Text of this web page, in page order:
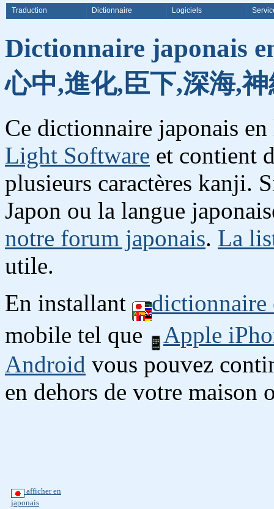
Traduction Dictionnaire Logiciels
Dictionnaire japonais
心中,進化,臣下,深海,
Ce dictionnaire japonais
Light Software et contient
plusieurs caractères kanji.
Japon ou la langue
notre forum japonais. La
utile.
En installant
mobile tel que
Apple
Android vous pouvez
en dehors de votre maison
afficher en
japonais